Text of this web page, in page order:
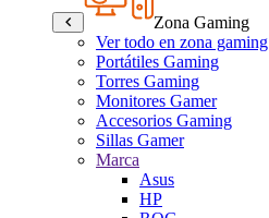
Zona Gaming
Ver todo en zona gaming
Portátiles Gaming
Torres Gaming
Monitores Gamer
Accesorios Gaming
Sillas Gamer
Marca
Asus
HP